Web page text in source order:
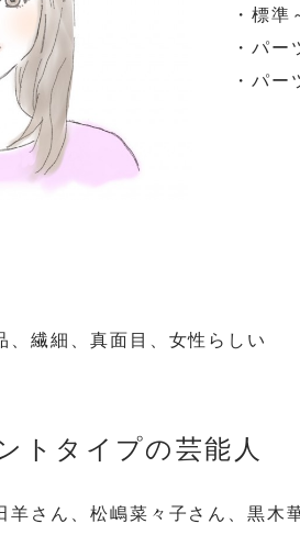
・標準
・パ
・パ
、繊細、真面目、女性らしい
トタイプの芸能人
羊さん、松嶋菜々子さん、黒木